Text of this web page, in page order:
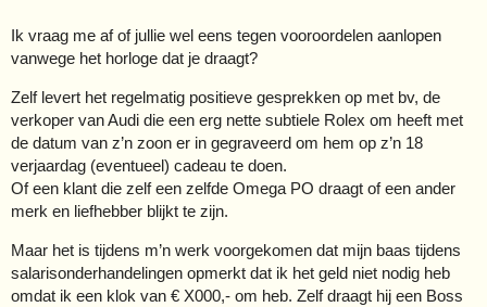
Ik vraag me af of jullie wel eens tegen vooroordelen aanlopen
vanwege het horloge dat je draagt?
Zelf levert het regelmatig positieve gesprekken op met bv, de
verkoper van Audi die een erg nette subtiele Rolex om heeft met
de datum van z’n zoon er in gegraveerd om hem op z’n 18
verjaardag (eventueel) cadeau te doen.
Of een klant die zelf een zelfde Omega PO draagt of een ander
merk en liefhebber blijkt te zijn.
Maar het is tijdens m’n werk voorgekomen dat mijn baas tijdens
salarisonderhandelingen opmerkt dat ik het geld niet nodig heb
omdat ik een klok van € X000,- om heb. Zelf draagt hij een Boss